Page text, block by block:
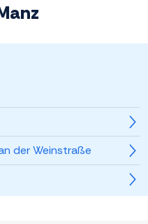
der Weinstraße